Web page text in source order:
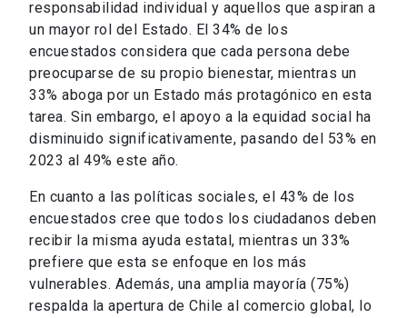
responsabilidad individual y aquellos que aspiran a
un mayor rol del Estado. El 34% de los
encuestados considera que cada persona debe
preocuparse de su propio bienestar, mientras un
33% aboga por un Estado más protagónico en esta
tarea. Sin embargo, el apoyo a la equidad social ha
disminuido significativamente, pasando del 53% en
2023 al 49% este año.
En cuanto a las políticas sociales, el 43% de los
encuestados cree que todos los ciudadanos deben
recibir la misma ayuda estatal, mientras un 33%
prefiere que esta se enfoque en los más
vulnerables. Además, una amplia mayoría (75%)
respalda la apertura de Chile al comercio global, lo